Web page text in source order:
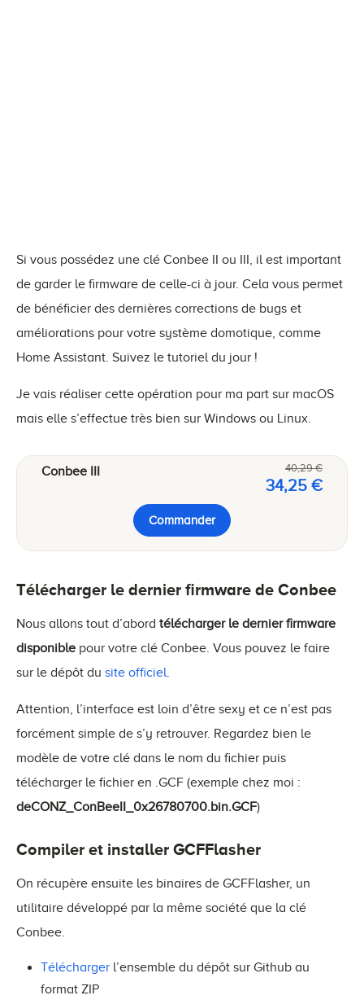
Si vous possédez une clé Conbee II ou III, il est important
de garder le firmware de celle-ci à jour. Cela vous permet
de bénéficier des dernières corrections de bugs et
améliorations pour votre système domotique, comme
Home Assistant. Suivez le tutoriel du jour !
Je vais réaliser cette opération pour ma part sur macOS
mais elle s’effectue très bien sur Windows ou Linux.
Conbee III 40,29 €
34,25 €
Commander
Télécharger le dernier firmware de Conbee
Nous allons tout d’abord télécharger le dernier firmware
disponible pour votre clé Conbee. Vous pouvez le faire
sur le dépôt du site officiel
Attention, l’interface est loin d’être sexy et ce n’est pas
forcément simple de s’y retrouver. Regardez bien le
modèle de votre clé dans le nom du fichier puis
télécharger le fichier en .GCF (exemple chez moi :
deCONZ_ConBeeII_0x26780700.bin.GCF)
Compiler et installer GCFFlasher
On récupère ensuite les binaires de GCFFlasher, un
utilitaire développé par la même société que la clé
Conbee.
Télécharger l’ensemble du dépôt sur Github au
format ZIP